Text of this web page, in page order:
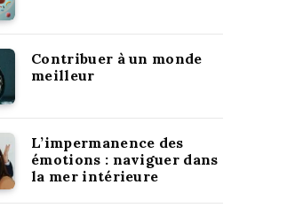
Contribuer à un monde
meilleur
L’impermanence des
émotions : naviguer dans
la mer intérieure